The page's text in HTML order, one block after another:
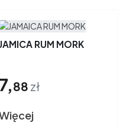
JAMICA RUM MORK
7,88 zł